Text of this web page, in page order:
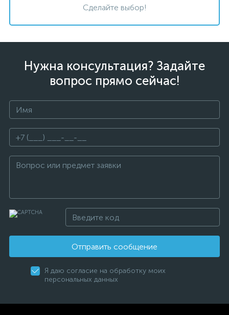
Сделайте выбор!
Нужна консультация? Задайте
вопрос прямо сейчас!
Отправить сообщение
Я даю согласие на обработку моих
персональных данных